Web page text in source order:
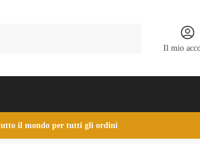
Il mio
il mondo per tutti gli ordini